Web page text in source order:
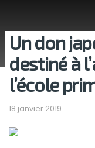
Un don
destiné à
l’école
18 janvier 2019